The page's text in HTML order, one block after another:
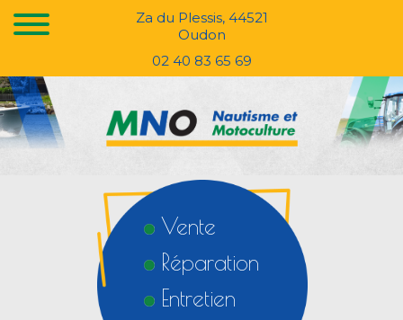
Za du Plessis, 44521
Oudon
02 40 83 65 69
Vente
Réparation
Entretien